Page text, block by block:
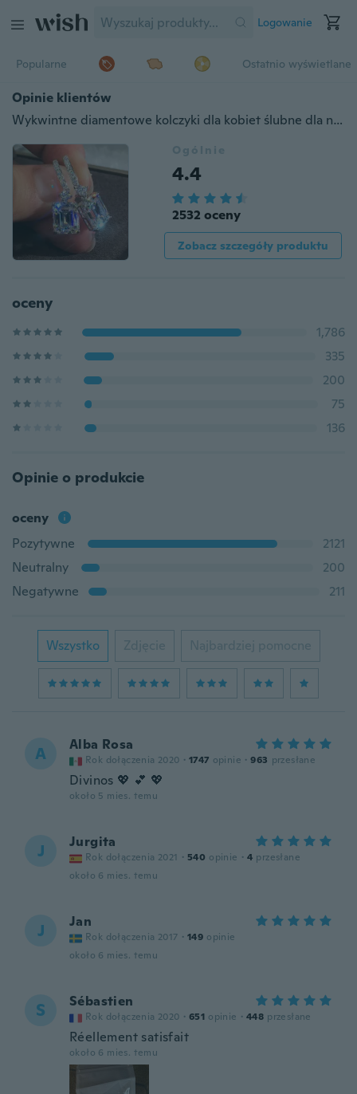
Logowanie
Popularne Ostatnio wyświetlane
Opinie klientów
Wykwintne diamentowe kolczyki dla kobiet ślubne dla nowożeńców księżniczka zaręczyny kryształowe kolczyki w kształcie kropli Party prezent dla miłośnika biżuterii
Ogólnie
4.4
2532 oceny
Zobacz szczegóły produktu
oceny
1,786
335
200
75
136
Opinie o produkcie
oceny
Pozytywne
2121
Neutralny
200
Negatywne
211
Wszystko Zdjęcie Najbardziej pomocne
A Alba Rosa
Rok dołączenia 2020 · 1747 opinie · 963 przesłane
Divinos 💖 💕 💖
około 5 mies. temu
J Jurgita
Rok dołączenia 2021 · 540 opinie · 4 przesłane
około 6 mies. temu
J Jan
Rok dołączenia 2017 · 149 opinie
około 6 mies. temu
S Sébastien
Rok dołączenia 2020 · 651 opinie · 448 przesłane
Réellement satisfait
około 6 mies. temu